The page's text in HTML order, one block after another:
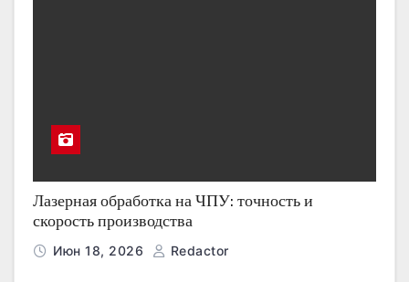
Лазерная обработка на ЧПУ: точность и
скорость производства
Июн 18, 2026 Redactor